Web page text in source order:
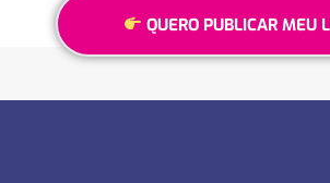
QUERO PUBLICAR MEU